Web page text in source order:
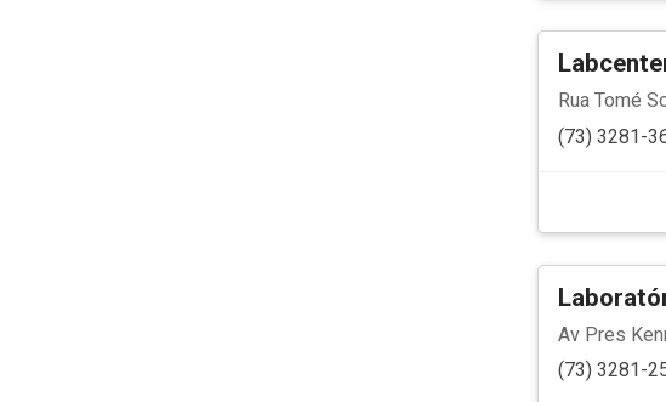
Rua Tomé
(73) 3281-
Av Pres
(73) 3281-